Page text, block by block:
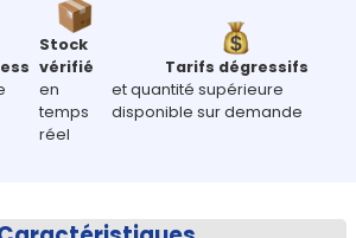
Stock
vérifié
en
temps
réel
Tarifs dégressifs
et quantité supérieure
disponible sur demande